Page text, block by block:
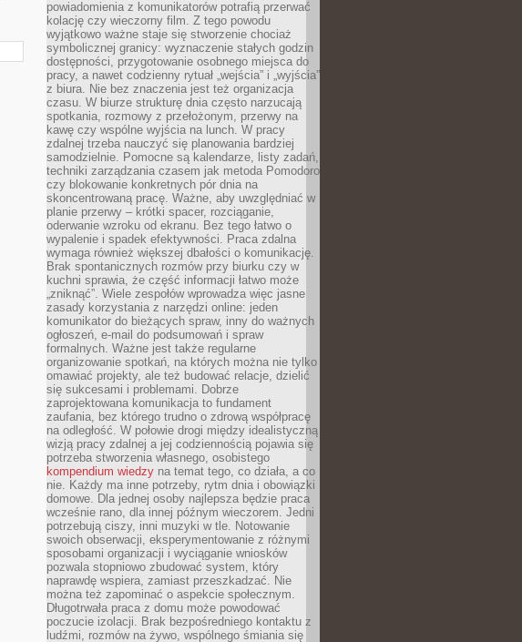
powiadomienia z komunikatorów potrafią przerwać
kolację czy wieczorny film. Z tego powodu
wyjątkowo ważne staje się stworzenie chociaż
symbolicznej granicy: wyznaczenie stałych godzin
dostępności, przygotowanie osobnego miejsca do
pracy, a nawet codzienny rytuał „wejścia” i „wyjścia”
z biura. Nie bez znaczenia jest też organizacja
czasu. W biurze strukturę dnia często narzucają
spotkania, rozmowy z przełożonym, przerwy na
kawę czy wspólne wyjścia na lunch. W pracy
zdalnej trzeba nauczyć się planowania bardziej
samodzielnie. Pomocne są kalendarze, listy zadań,
techniki zarządzania czasem jak metoda Pomodoro
czy blokowanie konkretnych pór dnia na
skoncentrowaną pracę. Ważne, aby uwzględniać w
planie przerwy – krótki spacer, rozciąganie,
oderwanie wzroku od ekranu. Bez tego łatwo o
wypalenie i spadek efektywności. Praca zdalna
wymaga również większej dbałości o komunikację.
Brak spontanicznych rozmów przy biurku czy w
kuchni sprawia, że część informacji łatwo może
„zniknąć”. Wiele zespołów wprowadza więc jasne
zasady korzystania z narzędzi online: jeden
komunikator do bieżących spraw, inny do ważnych
ogłoszeń, e-mail do podsumowań i spraw
formalnych. Ważne jest także regularne
organizowanie spotkań, na których można nie tylko
omawiać projekty, ale też budować relacje, dzielić
się sukcesami i problemami. Dobrze
zaprojektowana komunikacja to fundament
zaufania, bez którego trudno o zdrową współpracę
na odległość. W połowie drogi między idealistyczną
wizją pracy zdalnej a jej codziennością pojawia się
potrzeba stworzenia własnego, osobistego
kompendium wiedzy na temat tego, co działa, a co
nie. Każdy ma inne potrzeby, rytm dnia i obowiązki
domowe. Dla jednej osoby najlepsza będzie praca
wcześnie rano, dla innej późnym wieczorem. Jedni
potrzebują ciszy, inni muzyki w tle. Notowanie
swoich obserwacji, eksperymentowanie z różnymi
sposobami organizacji i wyciąganie wniosków
pozwala stopniowo zbudować system, który
naprawdę wspiera, zamiast przeszkadzać. Nie
można też zapominać o aspekcie społecznym.
Długotrwała praca z domu może powodować
poczucie izolacji. Brak bezpośredniego kontaktu z
ludźmi, rozmów na żywo, wspólnego śmiania się